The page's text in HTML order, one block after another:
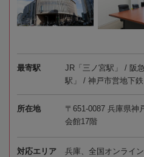
最寄駅
JR「三ノ宮駅」 / 阪
駅」 / 神戸市営地下
所在地
〒651-0087 兵庫県神
会館17階
対応エリア 兵庫、全国オンライ